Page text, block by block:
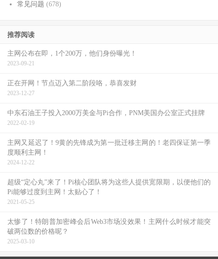
常见问题 (678)
推荐阅读
主网公布在即，1个200万，他们身份曝光！
2023-09-21
正在开网！节点迈入第二阶段咯，恭喜发财
2023-12-27
中东石油王子投入2000万美金与Pi合作，PNM美国办公室正式挂牌
2022-02-19
主网又延迟了！9黄的先锋成为第一批迁移主网的！老四保证第一季
度顺利主网！
2024-12-22
超级“定心丸”来了！Pi核心团队将为这些人提供宽限期，以便他们的
Pi能够过度到主网！太贴心了！
2021-05-25
太惨了！特朗普加密峰会后Web3市场没效果！主网什么时候才能突
破两位数的价格呢？
2025-03-10